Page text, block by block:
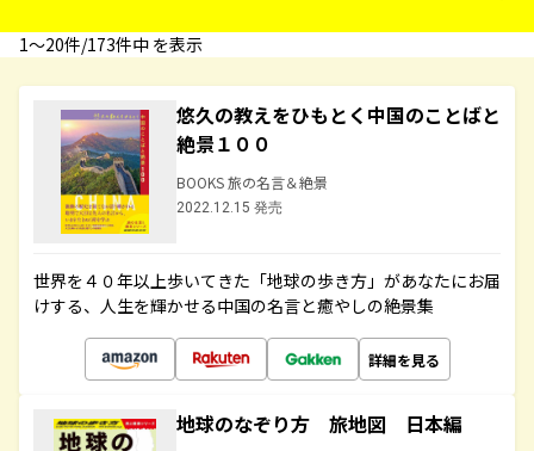
1〜20件/173件中 を表示
悠久の教えをひもとく中国のことばと
絶景１００
BOOKS 旅の名言＆絶景
2022.12.15 発売
世界を４０年以上歩いてきた「地球の歩き方」があなたにお届
けする、人生を輝かせる中国の名言と癒やしの絶景集
詳細を見る
地球のなぞり方 旅地図 日本編